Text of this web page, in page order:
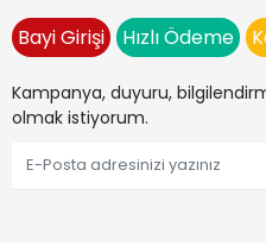
Bayi Girişi Hızlı Ödeme
Kampanya, duyuru,
olmak istiyorum.